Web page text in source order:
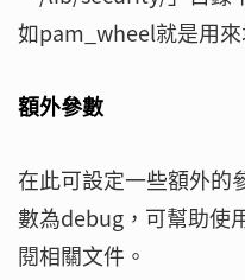
如pam_wheel就是用來
額外參數
在此可設定一些額外的
數為debug，可幫助使
閱相關文件。